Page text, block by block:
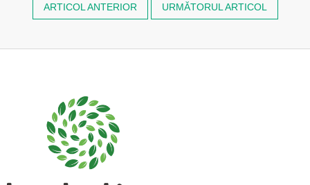
ARTICOL ANTERIOR URMĂTORUL ARTICOL